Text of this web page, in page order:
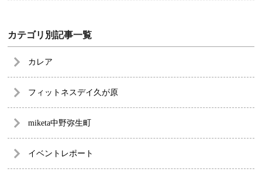
カテゴリ別記事一覧
カレア
フィットネスデイ久が原
miketa中野弥生町
イベントレポート